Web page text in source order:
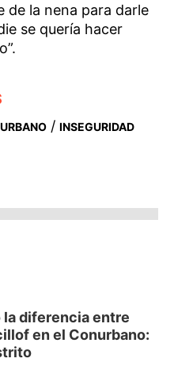
de la nena para darle
se quería hacer
/ INSEGURIDAD
la diferencia entre
en el Conurbano: